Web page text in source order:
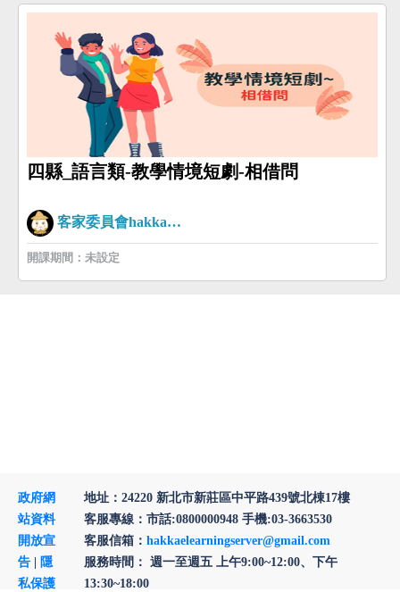
四縣_語言類-教學情境短劇-相借問
客家委員會hakkaman
開課期間：未設定
政府網
站資料
開放宣
告
隱
私保護
地址：24220 新北市新莊區中平路439號北棟17樓
客服專線：市話:0800000948 手機:03-3663530
客服信箱： hakkaelearningserver@gmail.com
服務時間： 週一至週五 上午9:00~12:00、下午
13:30~18:00